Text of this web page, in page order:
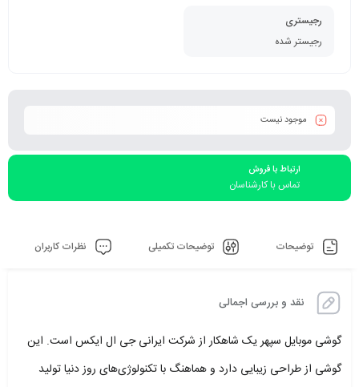
رجیستری
رجیستر شده
موجود نیست
ارتباط با فروش
تماس با کارشناسان
توضیحات توضیحات تکمیلی نظرات کاربران
نقد و بررسی اجمالی
گوشی موبایل سپهر یک شاهکار از شرکت ایرانی جی ال ایکس است. این
گوشی از طراحی زیبایی دارد و هماهنگ با تکنولوژی‌های روز دنیا تولید